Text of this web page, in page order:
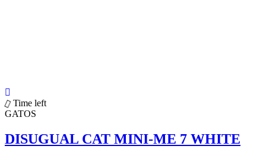
Time left
GATOS
DISUGUAL CAT MINI-ME 7 WHITE